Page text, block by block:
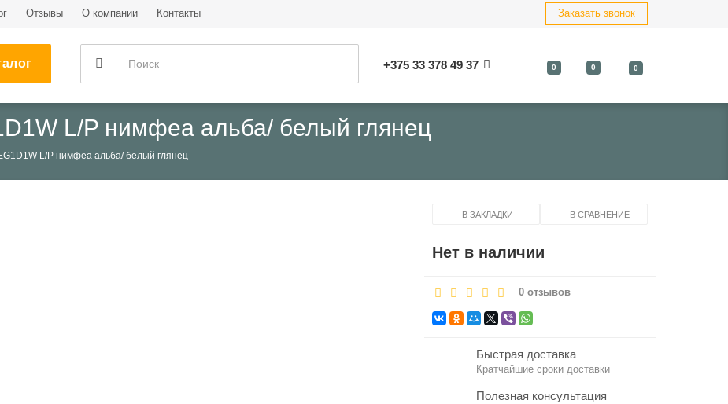
Отзывы О компании Контакты Заказать звонок
+375 33 378 49 37 0 0 0
L/P нимфеа альба/ белый глянец
L/P нимфеа альба/ белый глянец
В ЗАКЛАДКИ В СРАВНЕНИЕ
Нет в наличии
0 отзывов
Быстрая доставка
Кратчайшие сроки доставки
Полезная консультация